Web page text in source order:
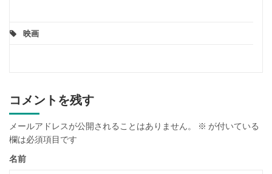
映画
コメントを残す
メールアドレスが公開されることはありません。 ※ が付いている
欄は必須項目です
名前